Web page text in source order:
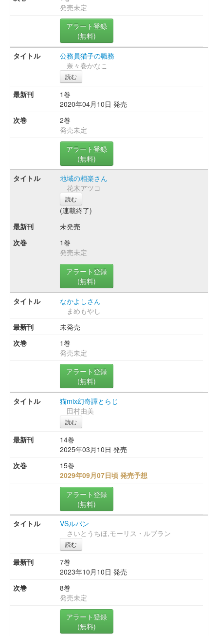
発売未定
アラート登録
(無料)
公務員猫子の職務
奈々巻かなこ
読む
1巻
2020年04月10日 発売
2巻
発売未定
アラート登録
(無料)
地域の相楽さん
花木アツコ
読む
(連載終了)
未発売
1巻
発売未定
アラート登録
(無料)
なかよしさん
まめもやし
未発売
1巻
発売未定
アラート登録
(無料)
猫mix幻奇譚とらじ
田村由美
読む
14巻
2025年03月10日 発売
15巻
2029年09月07日頃 発売予想
アラート登録
(無料)
VSルパン
さいとうちほ,モーリス・ルブラン
読む
7巻
2023年10月10日 発売
8巻
発売未定
アラート登録
(無料)